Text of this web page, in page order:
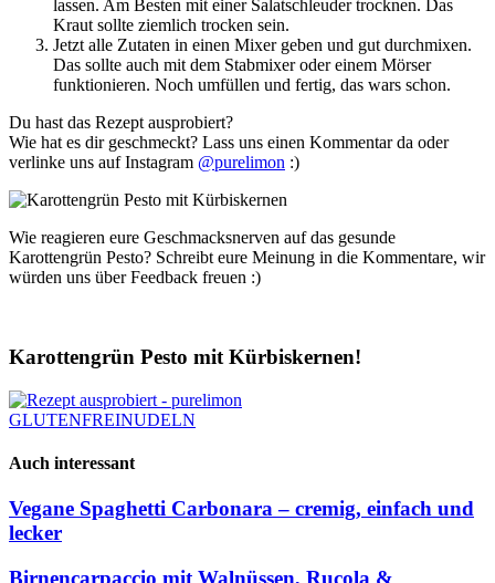
lassen. Am Besten mit einer Salatschleuder trocknen. Das
Kraut sollte ziemlich trocken sein.
Jetzt alle Zutaten in einen Mixer geben und gut durchmixen.
Das sollte auch mit dem Stabmixer oder einem Mörser
funktionieren. Noch umfüllen und fertig, das wars schon.
Du hast das Rezept ausprobiert?
Wie hat es dir geschmeckt? Lass uns einen Kommentar da oder
verlinke uns auf Instagram @purelimon :)
Wie reagieren eure Geschmacksnerven auf das gesunde
Karottengrün Pesto? Schreibt eure Meinung in die Kommentare, wir
würden uns über Feedback freuen :)
Karottengrün Pesto mit Kürbiskernen!
GLUTENFREINUDELN
Auch interessant
Vegane Spaghetti Carbonara – cremig, einfach und
lecker
Birnencarpaccio mit Walnüssen, Rucola &